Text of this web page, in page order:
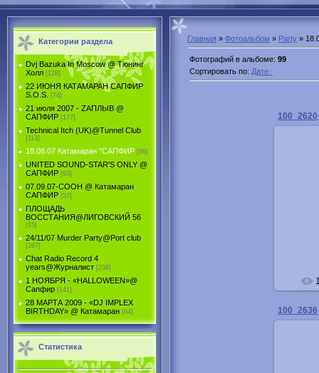
Категории раздела
Dvj Bazuka In Moscow @ Тюнинг
Холл [128]
22 ИЮНЯ КАТАМАРАН САПФИР
S.O.S.
[74]
21 июля 2007 - ZАПЛЫВ @
САПФИР [177]
Technical Itch (UK)@Tunnel Club
[113]
18.08.07 Катамаран "САПФИР [99]
UNITED SOUND-STAR'S ONLY @
САПФИР [93]
07.09.07-COOH @ Катамаран
САПФИР [57]
ПЛОЩАДЬ
ВОССТАНИЯ@ЛИГОВСКИЙ 56
[15]
24/11/07 Murder Party@Port club
[267]
Chat Radio Record 4
years@Журналист [236]
1 НОЯБРЯ - «HALLOWEEN»@
Сапфир [141]
28 МАРТА 2009 - «DJ IMPLEX
BIRTHDAY» @ Катамаран [64]
Статистика
Главная » Фотоальбом » Party »
Фотографий в альбоме: 99
Сортировать по: Дате
100_2620
100_2636